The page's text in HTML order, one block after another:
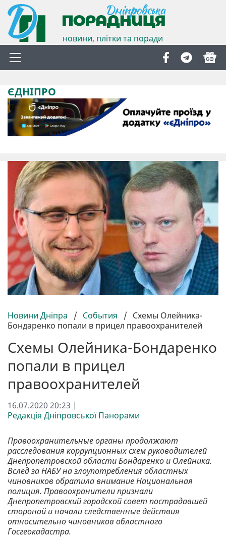
новини, плітки та поради
ЄДНІПРО
Новини Дніпра / События / Схемы Олейника-
Бондаренко попали в прицел правоохранителей
Схемы Олейника-Бондаренко
попали в прицел
правоохранителей
16.07.2020 20:23 |
Редакція Дніпровської Панорами
Правоохранительные органы продолжают
расследования коррупционных схем руководителей
Днепропетровской области Бондаренко и Олейника.
Вслед за НАБУ на злоупотребления областных
чиновников обратила внимание Национальная
полиция. Правоохранители признали
Днепропетровский городской совет пострадавшей
стороной и начали следственные действия
относительно чиновников областного
Госгеокадастра.